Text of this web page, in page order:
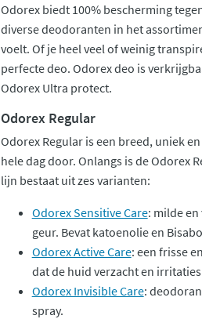
Odorex biedt 100% bescherming
diverse deodoranten in het
voelt. Of je heel veel of weinig
perfecte deo. Odorex deo is
Odorex Ultra protect.
Odorex Regular
Odorex Regular is een breed, uniek
hele dag door. Onlangs is de Odorex
lijn bestaat uit zes varianten:
Odorex Sensitive Care: milde
geur. Bevat katoenolie en
Odorex Active Care: een frisse
dat de huid verzacht en
Odorex Invisible Care:
spray.